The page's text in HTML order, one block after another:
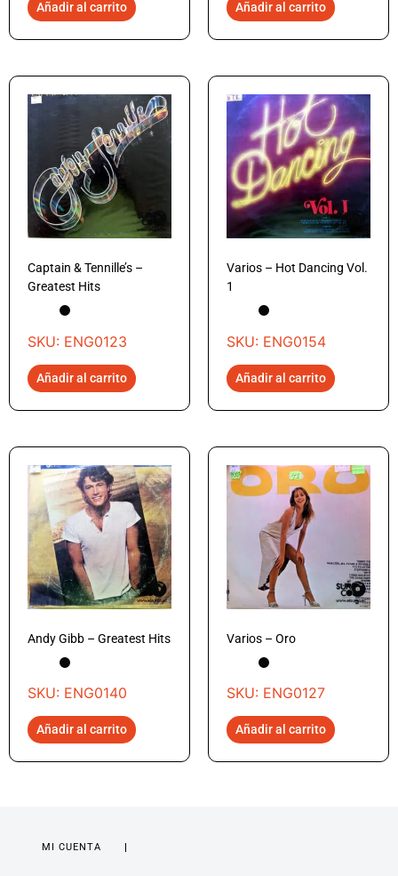
Añadir al carrito Añadir al carrito
Captain & Tennille’s –
Greatest Hits
SKU: ENG0123
Añadir al carrito
Varios – Hot Dancing Vol.
1
SKU: ENG0154
Añadir al carrito
Andy Gibb – Greatest Hits
SKU: ENG0140
Añadir al carrito
Varios – Oro
SKU: ENG0127
Añadir al carrito
MI CUENTA